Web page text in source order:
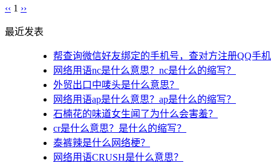
‹‹ 1 ››
最近发表
帮查询微信好友绑定的手机号，查对方注册QQ手
网络用语nc是什么意思？nc是什么的缩写？
外贸出口中唛头是什么意思？
网络用语ap是什么意思？ap是什么的缩写？
石楠花的味道女生闻了为什么会害羞？
cr是什么意思？是什么的缩写？
泰裤辣是什么网络梗？
网络用语CRUSH是什么意思？